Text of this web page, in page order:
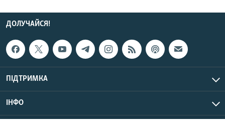
ДОЛУЧАЙСЯ!
ПІДТРИМКА
ІНФО